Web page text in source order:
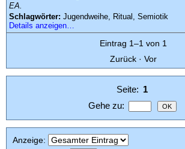
EA.
Schlagwörter: Jugendweihe, Ritual, Semiotik
Details anzeigen…
Eintrag 1–1 von 1
Zurück· Vor
Seite: 1
Gehe zu:
Anzeige: